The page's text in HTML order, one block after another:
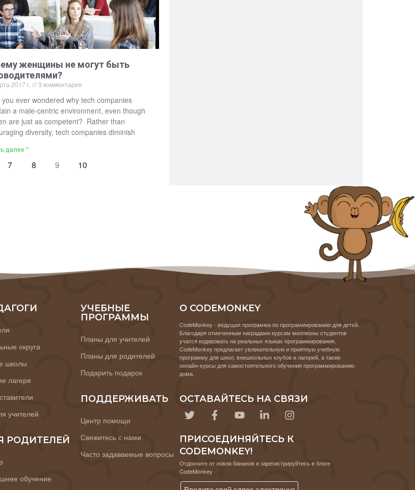
женщины не могут быть
2017 г. 3 комментария
you ever wondered why tech companies
a male-centric environment, even though
are just as competent? Rather than
diversity, tech companies diminish
далее "
7 8 9 10
округа
школы
лагеря
учителей
РОДИТЕЛЕЙ
обучение
УЧЕБНЫЕ
ПРОГРАММЫ
Планы для учителей
Планы для родителей
Подарить подарок
ПОДДЕРЖИВАТЬ
Центр помощи
Свяжитесь с нами
Часто задаваемые вопросы
О CODEMONKEY
CodeMonkey - ведущая программа по программированию для детей.
Благодаря отмеченным наградами курсам миллионы студентов
учатся кодировать на реальных языках программирования.
CodeMonkey предлагает увлекательную и приятную учебную
программу для школ, внешкольных клубов и лагерей, а также
онлайн-курсы для самостоятельного обучения программированию
дома.
ОСТАВАЙТЕСЬ НА СВЯЗИ
ПРИСОЕДИНЯЙТЕСЬ К
CODEMONKEY!
Отдохните от ловли бананов и зарегистрируйтесь в блоге
CodeMonkey